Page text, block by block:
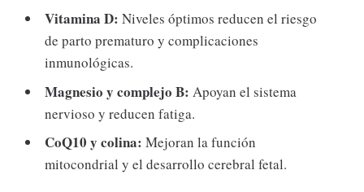
Vitamina D: Niveles óptimos reducen el riesgo
de parto prematuro y complicaciones
inmunológicas.
Magnesio y complejo B: Apoyan el sistema
nervioso y reducen fatiga.
CoQ10 y colina: Mejoran la función
mitocondrial y el desarrollo cerebral fetal.